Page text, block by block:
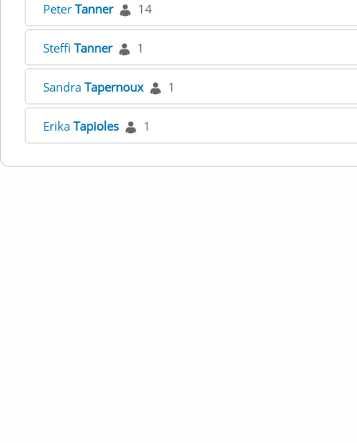
Peter Tanner 14
Steffi Tanner 1
Sandra Tapernoux 1
Erika Tapioles 1